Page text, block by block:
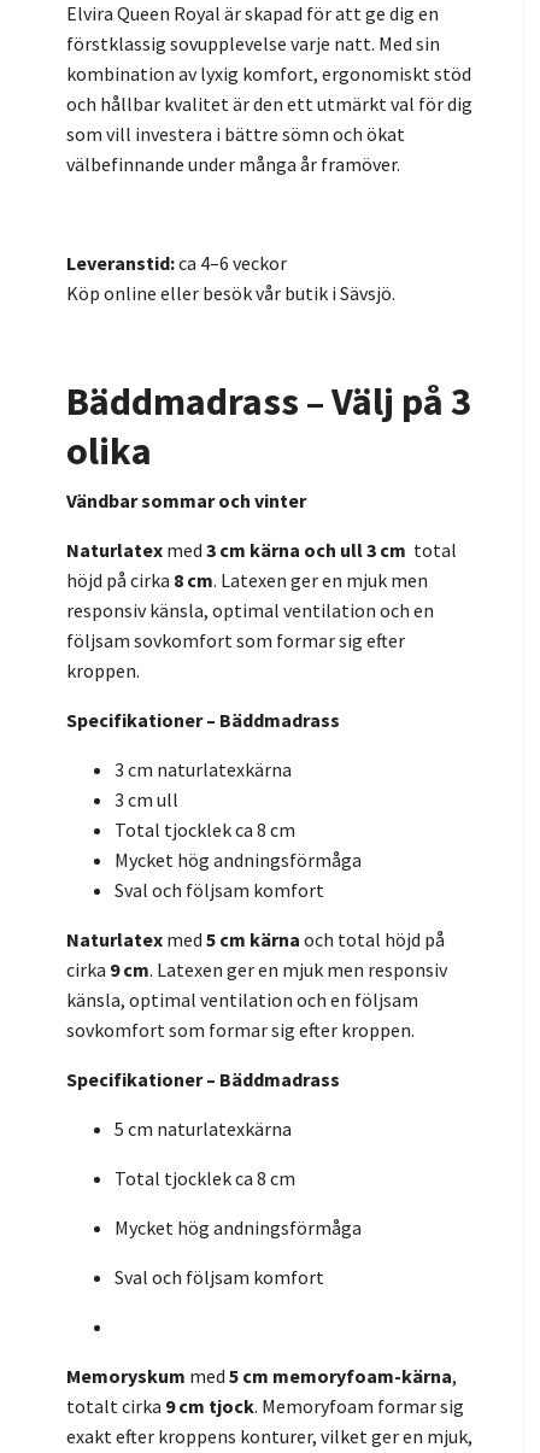
Elvira Queen Royal är skapad för att ge dig en
förstklassig sovupplevelse varje natt. Med sin
kombination av lyxig komfort, ergonomiskt stöd
och hållbar kvalitet är den ett utmärkt val för dig
som vill investera i bättre sömn och ökat
välbefinnande under många år framöver.
Leveranstid:ca 4–6 veckor
Köp online eller besök vår butik i Sävsjö.
Bäddmadrass – Välj på 3
olika
Vändbar sommar och vinter
Naturlatex med 3 cm kärna och ull 3 cm total
höjd på cirka 8 cm. Latexen ger en mjuk men
responsiv känsla, optimal ventilation och en
följsam sovkomfort som formar sig efter
kroppen.
Specifikationer – Bäddmadrass
3 cm naturlatexkärna
3 cm ull
Total tjocklek ca 8 cm
Mycket hög andningsförmåga
Sval och följsam komfort
Naturlatex med 5 cm kärna och total höjd på
cirka 9 cm. Latexen ger en mjuk men responsiv
känsla, optimal ventilation och en följsam
sovkomfort som formar sig efter kroppen.
Specifikationer – Bäddmadrass
5 cm naturlatexkärna
Total tjocklek ca 8 cm
Mycket hög andningsförmåga
Sval och följsam komfort
Memoryskum med 5 cm memoryfoam-kärna,
totalt cirka 9 cm tjock. Memoryfoam formar sig
exakt efter kroppens konturer, vilket ger en mjuk,